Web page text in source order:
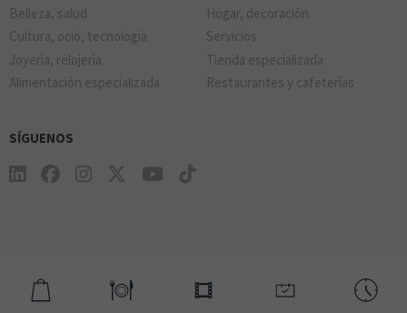
Belleza, salud
Hogar, decoraciõn
Cultura, ocio, tecnologia
Servicios
Joyerìa, relojerìa
Tienda especializada
Alimentación especializada
Restaurantes y cafeterías
SÍGUENOS